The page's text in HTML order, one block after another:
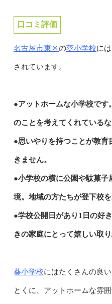
口コミ評価
名古屋市東区の葵小学校に
されています。
●アットホームな小学校です
のことを考えてくれているな
●思いやりを持つことが教育
きません。
●小学校の横に公園や駄菓子
境。地域の方たちが登下校
●学校公開日があり1日の好
きの家庭にとって嬉しい取り
葵小学校にはたくさんの良
とくに、アットホームな雰